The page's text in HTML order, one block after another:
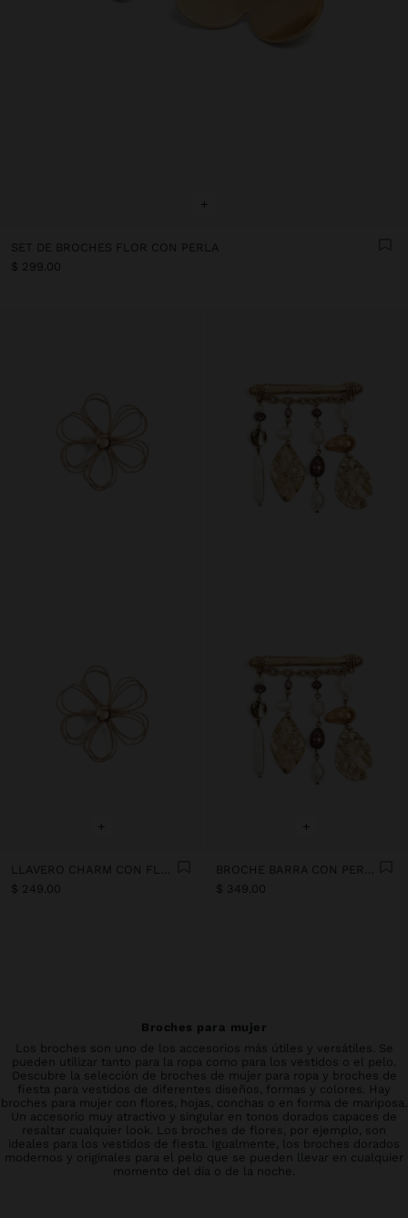
+
SET DE BROCHES FLOR CON PERLA
$ 299.00
+
LLAVERO CHARM CON FLOR TRIPLE
$ 249.00
+
BROCHE BARRA CON PERLAS
$ 349.00
Broches para mujer
Los broches son uno de los accesorios más útiles y versátiles. Se
pueden utilizar tanto para la ropa como para los vestidos o el pelo.
Descubre la selección de broches de mujer para ropa y broches de
fiesta para vestidos de diferentes diseños, formas y colores. Hay
broches para mujer con flores, hojas, conchas o en forma de mariposa.
Un accesorio muy atractivo y singular en tonos dorados capaces de
resaltar cualquier look. Los broches de flores, por ejemplo, son
ideales para los vestidos de fiesta. Igualmente, los broches dorados
modernos y originales para el pelo que se pueden llevar en cualquier
momento del día o de la noche.